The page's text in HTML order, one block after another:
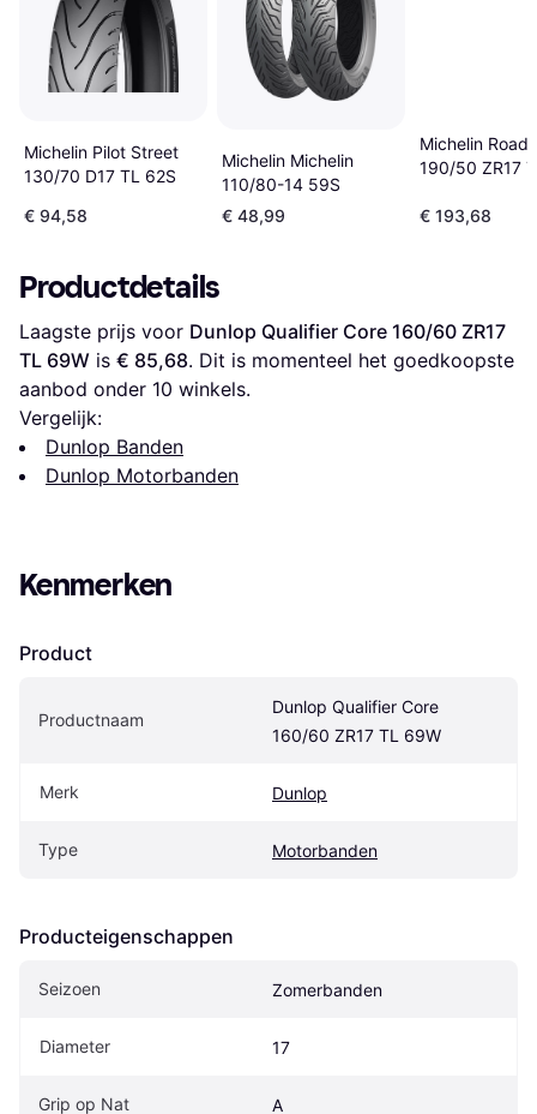
Michelin Pilot Street
130/70 D17 TL 62S
€ 94,58
Michelin Michelin
110/80-14 59S
€ 48,99
Michelin Road
190/50 ZR17
€ 193,68
Productdetails
Laagste prijs voor Dunlop Qualifier Core 160/60 ZR17
TL 69W is € 85,68. Dit is momenteel het goedkoopste
aanbod onder 10 winkels.
Vergelijk:
Dunlop Banden
Dunlop Motorbanden
Kenmerken
Product
Productnaam
Dunlop Qualifier Core
160/60 ZR17 TL 69W
Merk Dunlop
Type Motorbanden
Producteigenschappen
Seizoen Zomerbanden
Diameter 17
Grip op Nat A